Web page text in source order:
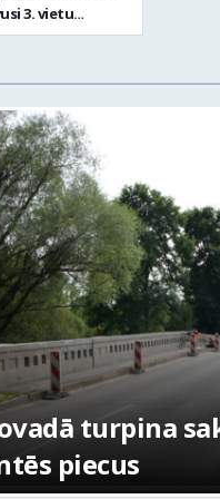
3. vietu
turpina
piecus